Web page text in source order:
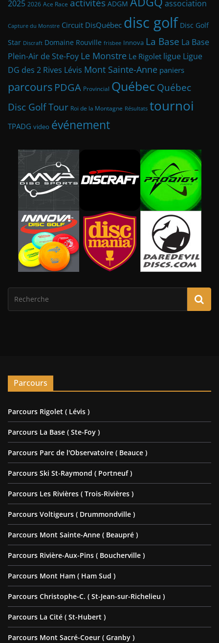
2025 2026 Ace Race activités ADGM association
Capture du Monstre Circuit DisQuébec disc golf Disc Golf
Star Discraft Domaine Rouville frisbee Innova La Base La Base
Plein-Air de Ste-Foy Le Monstre Le Rigolet ligue Ligue
DG des 2 Rives Lévis Mont Sainte-Anne paniers
parcours PDGA Provincial Québec Québec
Disc Golf Tour Roi de la Montagne Résultats tournoi
TPADG video événement
Parcours
Parcours Rigolet ( Lévis )
Parcours La Base ( Ste-Foy )
Parcours Parc de l'Observatoire ( Beauce )
Parcours Ski St-Raymond ( Portneuf )
Parcours Les Rivières ( Trois-Rivières )
Parcours Voltigeurs ( Drummondville )
Parcours Mont Sainte-Anne ( Beaupré )
Parcours Rivière-Aux-Pins ( Boucherville )
Parcours Mont Ham ( Ham Sud )
Parcours Christophe-C. ( St-Jean-sur-Richelieu )
Parcours La Cité ( St-Hubert )
Parcours Mont Sacré-Coeur ( Granby )